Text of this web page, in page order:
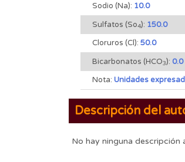
Sodio (Na): 10.0
Sulfatos (So4): 150.0
Cloruros (Cl): 50.0
Bicarbonatos (HCO3): 0.0
Nota: Unidades
Descripción del
No hay ninguna descripción